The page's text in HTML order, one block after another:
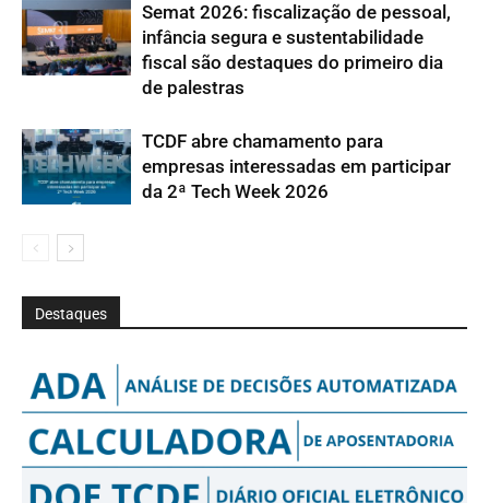
Semat 2026: fiscalização de pessoal,
infância segura e sustentabilidade
fiscal são destaques do primeiro dia
de palestras
TCDF abre chamamento para
empresas interessadas em participar
da 2ª Tech Week 2026
Destaques